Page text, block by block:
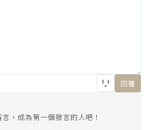
回覆
，成為第一個發言的人吧！